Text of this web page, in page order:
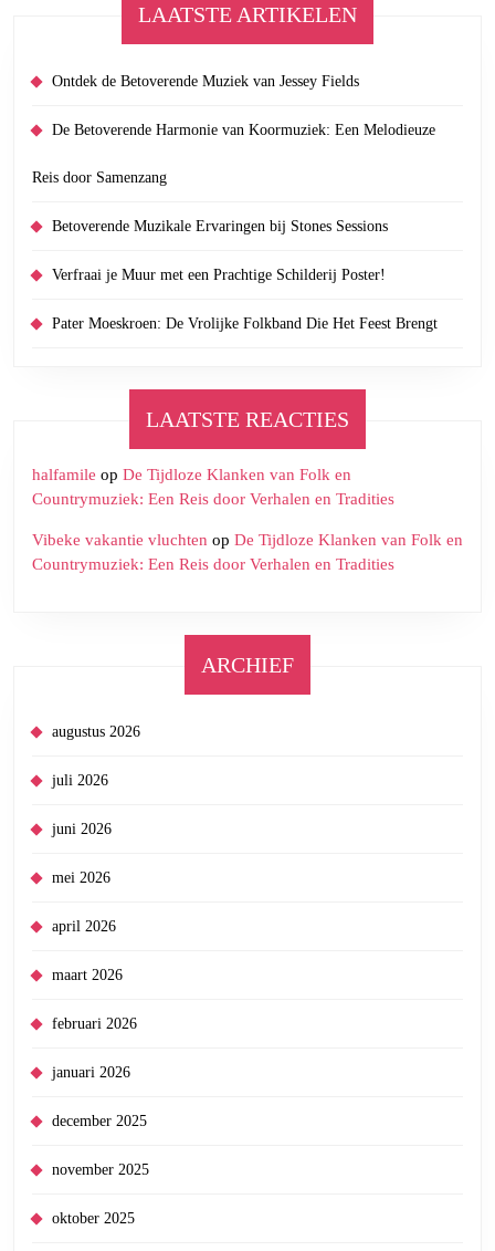
LAATSTE ARTIKELEN
Ontdek de Betoverende Muziek van Jessey Fields
De Betoverende Harmonie van Koormuziek: Een Melodieuze
Reis door Samenzang
Betoverende Muzikale Ervaringen bij Stones Sessions
Verfraai je Muur met een Prachtige Schilderij Poster!
Pater Moeskroen: De Vrolijke Folkband Die Het Feest Brengt
LAATSTE REACTIES
halfamile op De Tijdloze Klanken van Folk en
Countrymuziek: Een Reis door Verhalen en Tradities
Vibeke vakantie vluchten op De Tijdloze Klanken van Folk en
Countrymuziek: Een Reis door Verhalen en Tradities
ARCHIEF
augustus 2026
juli 2026
juni 2026
mei 2026
april 2026
maart 2026
februari 2026
januari 2026
december 2025
november 2025
oktober 2025